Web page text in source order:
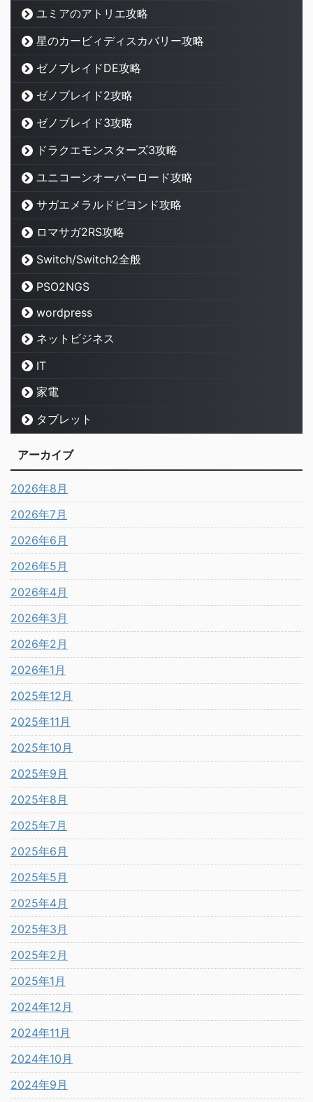
ユミアのアトリエ攻略
星のカービィディスカバリー攻略
ゼノブレイドDE攻略
ゼノブレイド2攻略
ゼノブレイド3攻略
ドラクエモンスターズ3攻略
ユニコーンオーバーロード攻略
サガエメラルドビヨンド攻略
ロマサガ2RS攻略
Switch/Switch2全般
PSO2NGS
wordpress
ネットビジネス
IT
家電
タブレット
アーカイブ
2026年8月
2026年7月
2026年6月
2026年5月
2026年4月
2026年3月
2026年2月
2026年1月
2025年12月
2025年11月
2025年10月
2025年9月
2025年8月
2025年7月
2025年6月
2025年5月
2025年4月
2025年3月
2025年2月
2025年1月
2024年12月
2024年11月
2024年10月
2024年9月